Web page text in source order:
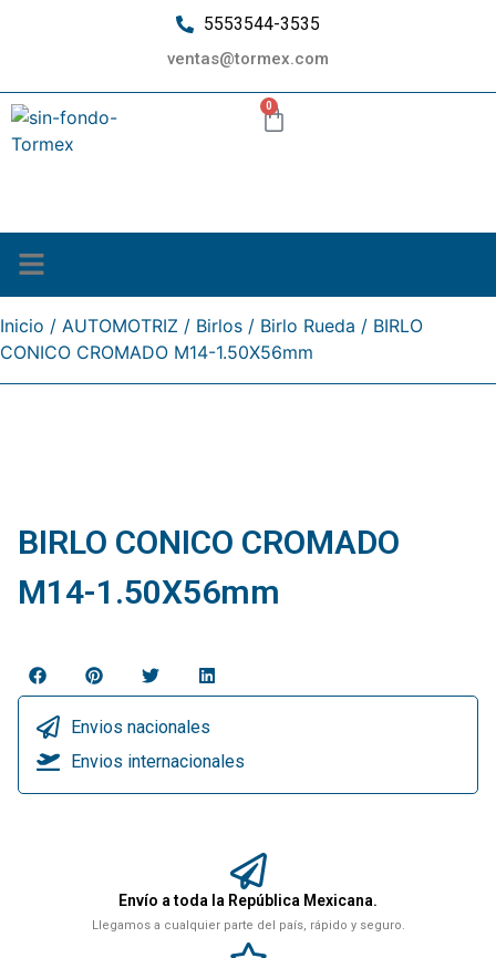
5553544-3535
ventas@tormex.com
0
Inicio / AUTOMOTRIZ / Birlos / Birlo Rueda / BIRLO
CONICO CROMADO M14-1.50X56mm
BIRLO CONICO CROMADO
M14-1.50X56mm
Envios nacionales
Envios internacionales
Envío a toda la República Mexicana.
Llegamos a cualquier parte del país, rápido y seguro.